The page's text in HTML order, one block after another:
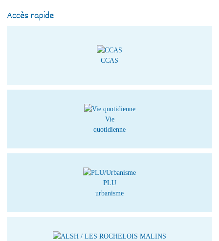
Accès rapide
CCAS
Vie
quotidienne
PLU
urbanisme